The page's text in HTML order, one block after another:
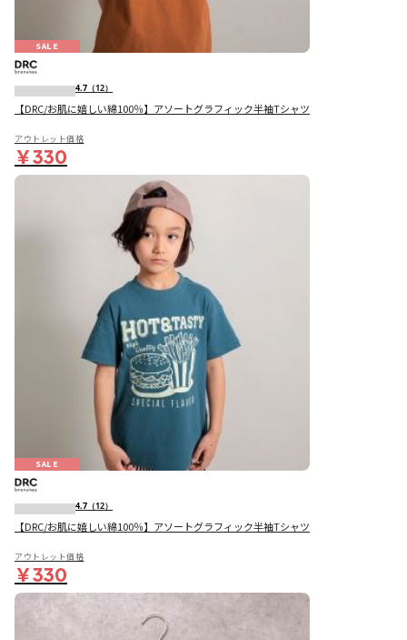
SALE
4.7 （12）
【DRC/お肌に嬉しい綿100％】アソートグラフィック半袖Tシャツ
アウトレット価格
￥330
SALE
4.7 （12）
【DRC/お肌に嬉しい綿100％】アソートグラフィック半袖Tシャツ
アウトレット価格
￥330